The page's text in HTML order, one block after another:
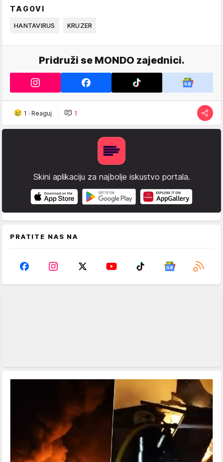
TAGOVI
HANTAVIRUS KRUZER
Pridruži se MONDO zajednici.
1 · Reaguj 1
Skini aplikaciju za najbolje iskustvo portala.
PRATITE NAS NA